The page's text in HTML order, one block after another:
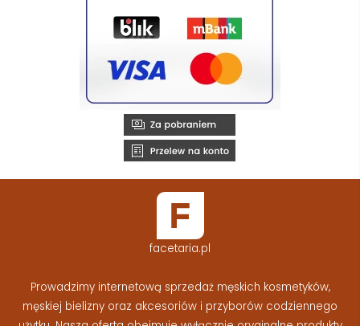
facetaria.pl
Prowadzimy internetową sprzedaż męskich kosmetyków,
męskiej bielizny oraz akcesoriów i przyborów codziennego